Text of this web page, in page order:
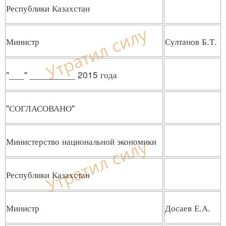
Республики Казахстан
Министр Султанов Б.Т.
"___" _________ 2015 года
"СОГЛАСОВАНО"
Министерство национальной экономики
Республики Казахстан
Министр Досаев Е.А.